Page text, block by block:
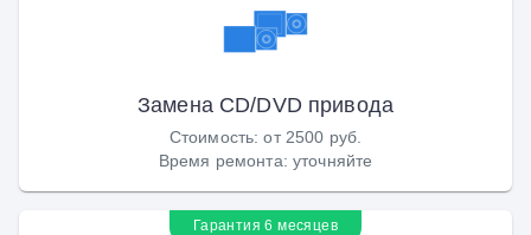
Замена CD/DVD привода
Стоимость:от 2500 руб.
Время ремонта: уточняйте
Гарантия 6 месяцев